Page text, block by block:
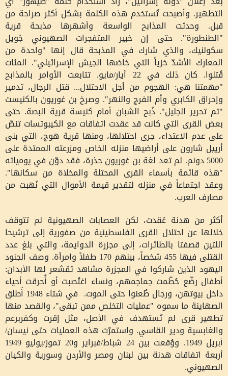
التطهير. وأصبحت تُستخدم هذه الكلمة بشكل أكثر صراحة من
قبل. وحدثت المذابح الواسعة وأشهرها مذبحة قرية
"الطنطورة". حتى إن خبير المتفجرات الصهيوني جُويل
سكولنيك، والذي شارك في المذبحة قال إنها "واحدة من
المعارك الأشدّ خزياً التي خاضها الجيش الإسرائيلي". المئات
قُتلوا. كان ذلك في 22 أيار/مايو. تتابعت الأوامر بالمذابح
"مهمتنا هي: الهجوم من أجل الاحتلال... قتل الرجال، تدمير
وإحراق الكابري وأم الفرج والنهر". وصرخ بن غوريون بالكنيست
"تم تحرير الجليل". ذُبح الشبان أمام كنيسة قرية البصة. حتى
بعض القرى التي كانت قد عقدت اتفاقات مع الكيبوتسات تنصّ
على عدم الاعتداء، جرى احتلالها، ومنها قرية هوج، التي بنى
أرييل شارون على أراضيها منزله الخاص ومزرعته الممتدة على
5000 دونم. لم تعد لغة بن غوريون حذرة، فقد دوّن في يومياته
"هذه قائمة بأسماء القرى المحتلة والمخلاة من سكانها".
وعقد اجتماعاً في منزله لتقدير قيمة الأموال التي نُهبت من
مصارف العرب.
أكثر من هدنة عُقدت، لكن العصابات الصهيونية لم تتوقف
خلالها عن احتلال القرى الفلسطينية من صفورية إلى ترشيحا
اللتين قصفتا بالطائرات، إلى مجزرة الدوايمة، والتي بلغ عدد
القتلى فيها 455 شخصاً، بينهم 170 طفلاً وامرأة. وصف الجنود
اليهود الذين شاركوا في المجزرة مشاهد تقشعر لها الأبدان:
أطفال رضّع حُطّمت جماجمهم، ونساء اغتُصبت أو أُحرقت أحياء
داخل بيوتهن، ورجال طُعنوا حتى الموت. في شتاء 1948 أَطلق
الصهاينة ما سموه "عمليات التخلص ممن تبقى"، والقصد منها
تطهير قرى لم تُستهدف في الأصل، مثل إقرت وكفربرعم
والغابسية ودير القاسي. واستمرّت هذه العمليات حتى نيسان/
أبريل 1949. ووُقعت بين 24 شباط/فبراير و20 تموز/يوليو 1949
أربعة اتفاقات هدنة بين لبنان ومصر والأردن وسورية والكيان
الصهيوني.